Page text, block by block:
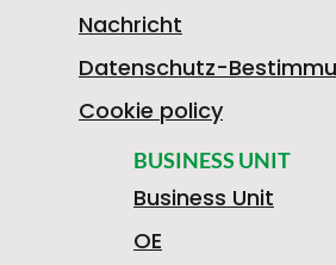
BUSINESS UNIT
Business Unit
OE
Nachricht
Datenschutz-
Cookie policy